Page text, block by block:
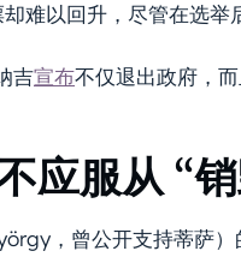
难以回升，尽管在选举
吉宣布不仅退出政府，而
应服从 “
，曾公开支持蒂萨